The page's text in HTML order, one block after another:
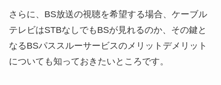
さらに、BS放送の視聴を希望する場合、ケーブル
テレビはSTBなしでもBSが見れるのか、その鍵と
なるBSパススルーサービスのメリットデメリット
についても知っておきたいところです。